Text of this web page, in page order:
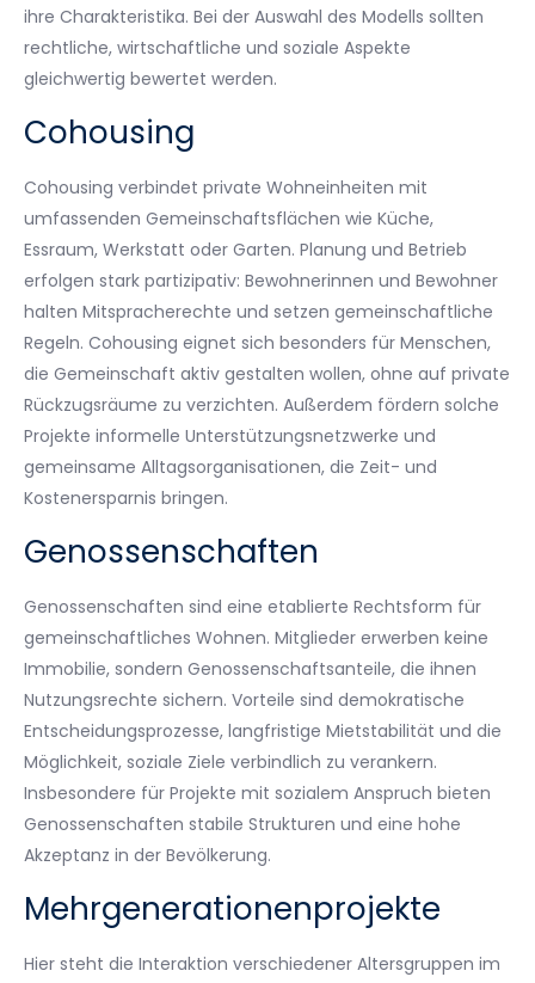
ihre Charakteristika. Bei der Auswahl des Modells sollten
rechtliche, wirtschaftliche und soziale Aspekte
gleichwertig bewertet werden.
Cohousing
Cohousing verbindet private Wohneinheiten mit
umfassenden Gemeinschaftsflächen wie Küche,
Essraum, Werkstatt oder Garten. Planung und Betrieb
erfolgen stark partizipativ: Bewohnerinnen und Bewohner
halten Mitspracherechte und setzen gemeinschaftliche
Regeln. Cohousing eignet sich besonders für Menschen,
die Gemeinschaft aktiv gestalten wollen, ohne auf private
Rückzugsräume zu verzichten. Außerdem fördern solche
Projekte informelle Unterstützungsnetzwerke und
gemeinsame Alltagsorganisationen, die Zeit- und
Kostenersparnis bringen.
Genossenschaften
Genossenschaften sind eine etablierte Rechtsform für
gemeinschaftliches Wohnen. Mitglieder erwerben keine
Immobilie, sondern Genossenschaftsanteile, die ihnen
Nutzungsrechte sichern. Vorteile sind demokratische
Entscheidungsprozesse, langfristige Mietstabilität und die
Möglichkeit, soziale Ziele verbindlich zu verankern.
Insbesondere für Projekte mit sozialem Anspruch bieten
Genossenschaften stabile Strukturen und eine hohe
Akzeptanz in der Bevölkerung.
Mehrgenerationenprojekte
Hier steht die Interaktion verschiedener Altersgruppen im